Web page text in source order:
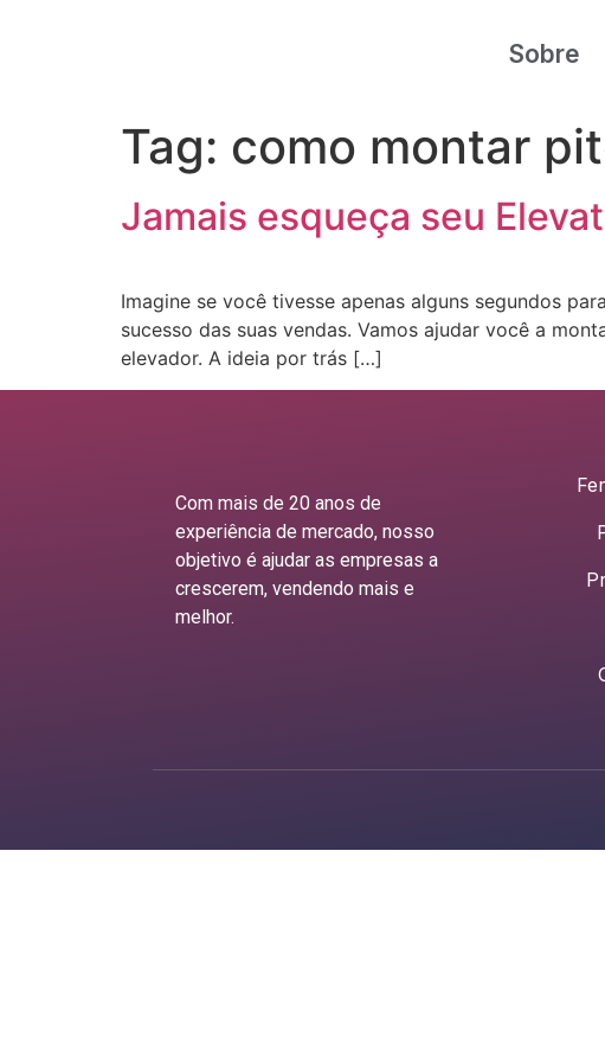
Sobre
Tag: como montar
Jamais esqueça seu
Imagine se você tivesse apenas alguns segundos
sucesso das suas vendas. Vamos ajudar você a
elevador. A ideia por trás […]
Com mais de 20 anos de
experiência de mercado, nosso
objetivo é ajudar as empresas a
crescerem, vendendo mais e
melhor.